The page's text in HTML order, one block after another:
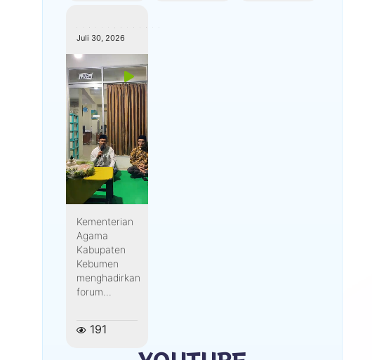
Juli 30, 2026
Kementerian
Agama
Kabupaten
Kebumen
menghadirkan
forum...
191